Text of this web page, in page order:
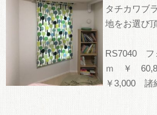
タチカワブ
地をお選び
RS7040 フ
ｍ ￥
￥3,000 諸